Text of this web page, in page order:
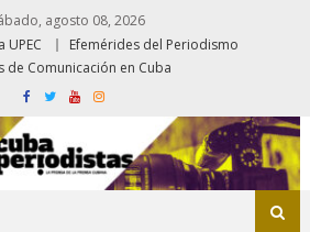
agosto 08, 2026
UPEC
Efemérides del Periodismo
de Comunicación en Cuba